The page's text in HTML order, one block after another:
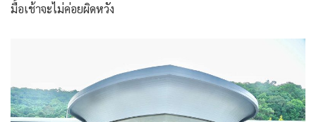
มื้อเช้าจะไม่ค่อยผิดหวัง